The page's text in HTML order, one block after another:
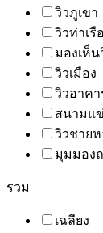
วิวภูเขา
วิวท่าเรือ
มองเห็น
วิวเมือง
วิวอาคา
สนามแ
วิวชาย
มุมมอง
รวม
เฉลียง